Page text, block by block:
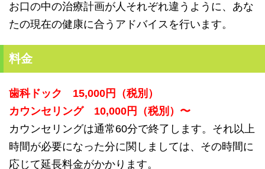
お口の中の治療計画が人それぞれ違うように、 あな
たの現在の健康に合うアドバイスを行います。
料金
歯科ドック 15,000円（税別）
カウンセリング 10,000円（税別）〜
カウンセリングは通常60分で終了します。それ以上
時間が必要になった分に関しましては、その時間に
応じて延長料金がかかります。